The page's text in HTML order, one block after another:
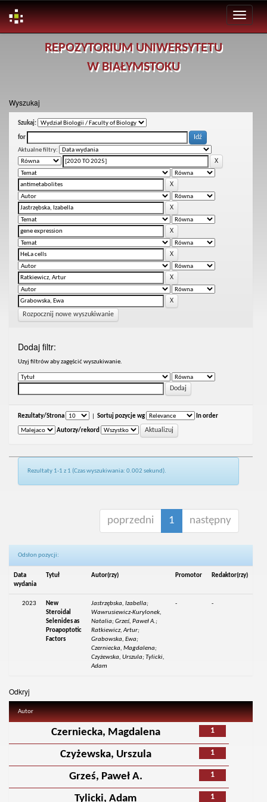
REPOZYTORIUM UNIWERSYTETU
W BIAŁYMSTOKU
Wyszukaj
Szukaj:
for
Aktualne filtry:
Rozpocznij nowe wyszukiwanie
Dodaj filtr:
Uzyj filtrów aby zagęścić wyszukiwanie.
Rezultaty/Strona Sortuj pozycje wg In order
Autorzy/rekord
Rezultaty 1-1 z 1 (Czas wyszukiwania: 0.002 sekund).
poprzedni 1 następny
Odsłon pozycji:
Data
wydania
Tytuł Autor(rzy) Promotor Redaktor(rzy)
2023
New
Steroidal
Selenides as
Proapoptotic
Factors
Jastrzębska, Izabella;
Wawrusiewicz-Kurylonek,
Natalia; Grześ, Paweł A.;
Ratkiewicz, Artur;
Grabowska, Ewa;
Czerniecka, Magdalena;
Czyżewska, Urszula; Tylicki,
Adam
- -
Odkryj
Autor
1
Czerniecka, Magdalena
1
Czyżewska, Urszula
1
Grześ, Paweł A.
1
Tylicki, Adam